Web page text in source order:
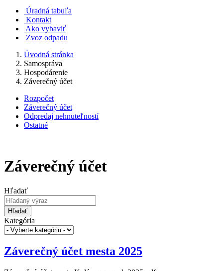
Úradná tabuľa
Kontakt
Ako vybaviť
Zvoz odpadu
Úvodná stránka
Samospráva
Hospodárenie
Záverečný účet
Rozpočet
Záverečný účet
Odpredaj nehnuteľností
Ostatné
Záverečný účet
Hľadať
Hľadať
Kategória
Záverečný účet mesta 2025